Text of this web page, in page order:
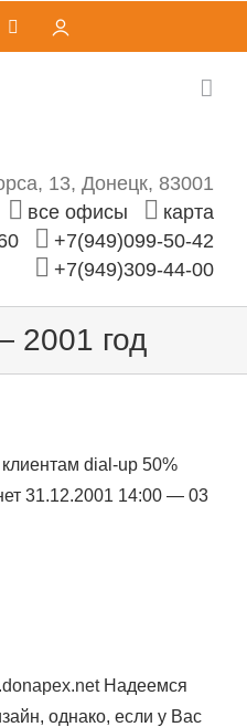
EmailЛичный
13, Донецк, 83001
все офисы
карта
+7(949)099-50-42
+7(949)309-44-00
2001 год
dial-up 50%
31.12.2001 14:00 — 03
Надеемся
однако, если у Вас